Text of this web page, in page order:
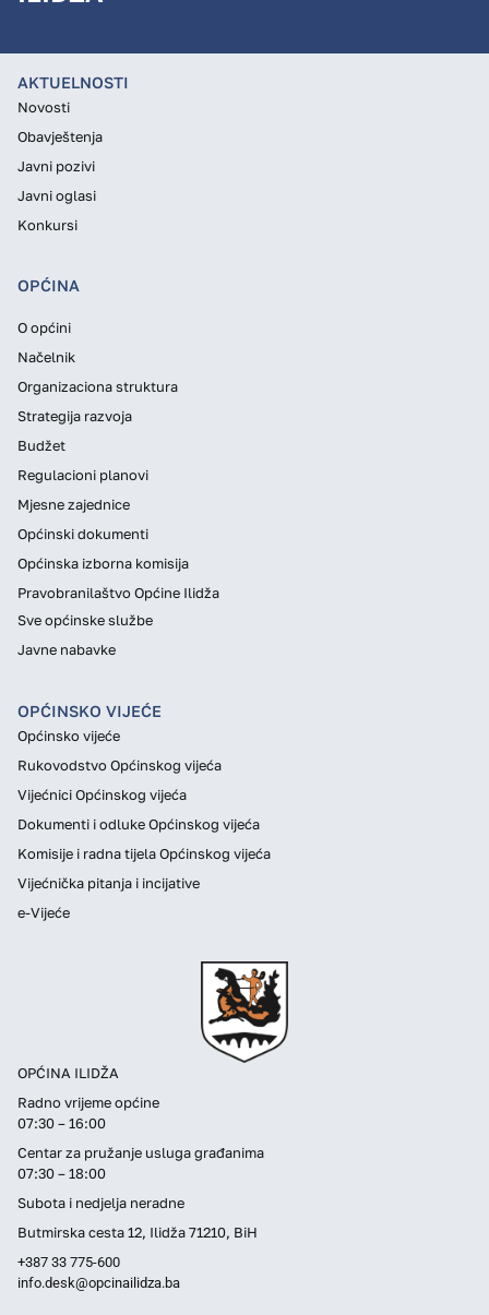
OPĆINA ILIDŽA
Radno vrijeme općine
07:30 – 16:00
Centar za pružanje usluga građanima
07:30 – 18:00
Subota i nedjelja neradne
Butmirska cesta 12, Ilidža 71210, BiH
+387 33 775-600
info.desk@opcinailidza.ba
AKTUELNOSTI
Novosti
Obavještenja
Javni pozivi
Javni oglasi
Konkursi
OPĆINA
O općini
Načelnik
Organizaciona struktura
Strategija razvoja
Budžet
Regulacioni planovi
Mjesne zajednice
Općinski dokumenti
Općinska izborna komisija
Pravobranilaštvo Općine Ilidža
Sve općinske službe
Javne nabavke
OPĆINSKO VIJEĆE
Općinsko vijeće
Rukovodstvo Općinskog vijeća
Vijećnici Općinskog vijeća
Dokumenti i odluke Općinskog vijeća
Komisije i radna tijela Općinskog vijeća
Vijećnička pitanja i incijative
e-Vijeće